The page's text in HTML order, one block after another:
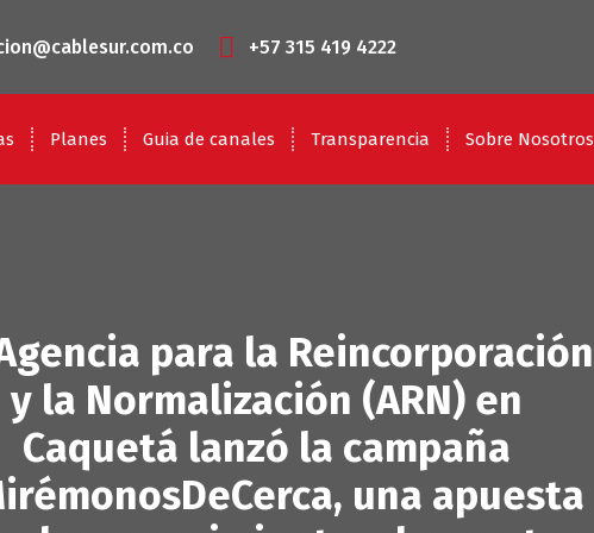
+57 315 419 4222
Planes Guia de canales Transparencia Sobre Nosotros
para la Reincorporación
y la Normalización (ARN) en
Caquetá lanzó la campaña
una apuesta